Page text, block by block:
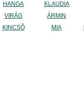
HANGA
VIRÁG
KINCSŐ
KLAUDIA
ÁRMIN
MIA